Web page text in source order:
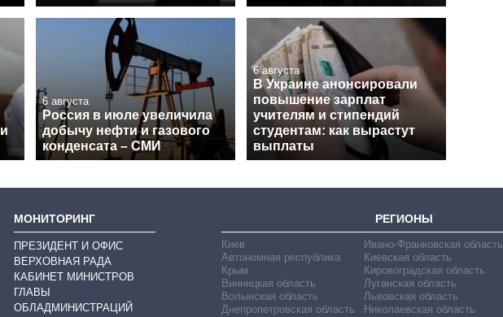
6 августа
Россия в июле увеличила
добычу нефти и газового
конденсата – СМИ
6 августа
В Украине анонсировали
повышение зарплат
учителям и стипендий
студентам: как вырастут
выплаты
МОНИТОРИНГ
ПРЕЗИДЕНТ И ОФИС
ВЕРХОВНАЯ РАДА
КАБИНЕТ МИНИСТРОВ
ГЛАВЫ
ОБЛАДМИНИСТРАЦИЙ
РЕГИОНЫ
Киев
Автономная республика
Крым
Винницкая область
Волынская область
Днепропетровская область
Ивано-Франковская область
Киевская область
Кировоградская область
Луганская область
Львовская область
Николаевская область